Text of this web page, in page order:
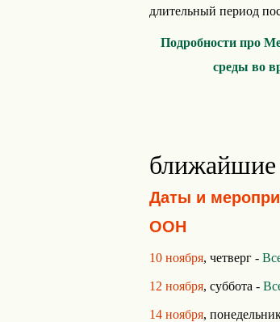
длительный период
Подробности про
среды во
Даты и
ООН
10 ноября, четверг -
12 ноября, суббота -
14 ноября,